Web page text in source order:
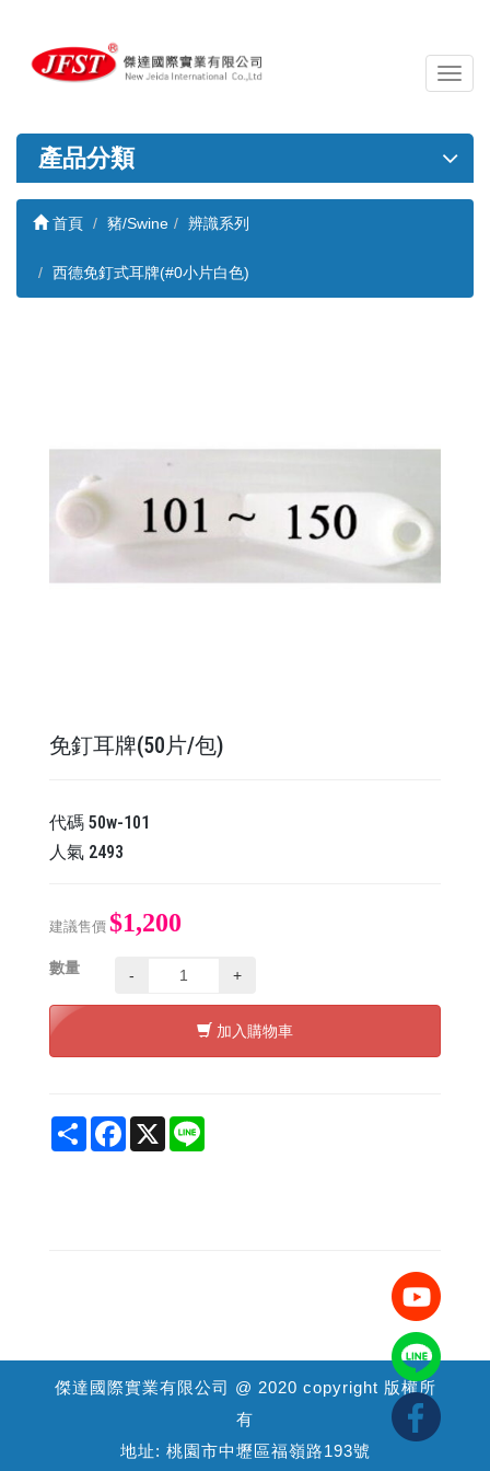
導
覽
關
產品分類
首頁 豬/Swine 辨識系列
西德免釘式耳牌(#0小片白色)
免釘耳牌(50片/包)
代碼 50w-101
人氣 2493
建議售價 $1,200
數量 - +
加入購物車
Share Facebook
X
傑達國際實業有限公司 @ 2020 copyright 版權所
有
地址: 桃園市中壢區福嶺路193號